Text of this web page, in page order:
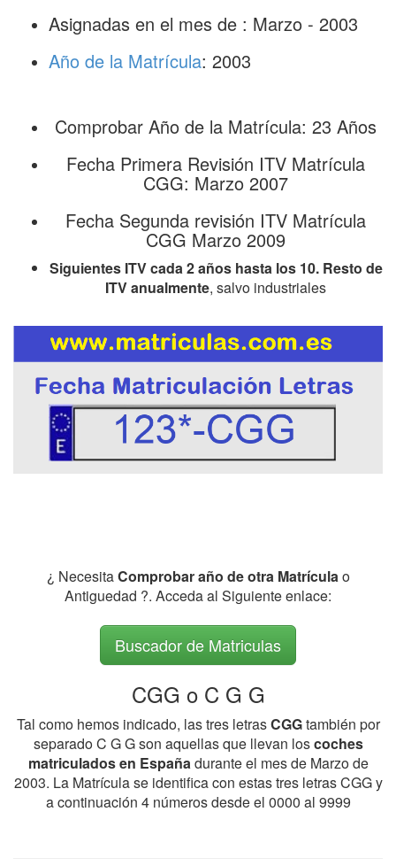
Asignadas en el mes de : Marzo - 2003
Año de la Matrícula: 2003
Comprobar Año de la Matrícula: 23 Años
Fecha Primera Revisión ITV Matrícula
CGG: Marzo 2007
Fecha Segunda revisión ITV Matrícula
CGG Marzo 2009
Siguientes ITV cada 2 años hasta los 10. Resto de
ITV anualmente, salvo industriales
¿ NecesitaComprobar año de otra Matrículao
Antiguedad ?. Acceda al Siguiente enlace:
Buscador de Matriculas
CGG o C G G
Tal como hemos indicado, las tres letrasCGGtambién por
separado C G G son aquellas que llevan loscoches
matriculados en Españadurante el mes de Marzo de
2003. La Matrícula se identifica con estas tres letras CGG y
a continuación 4 números desde el 0000 al 9999